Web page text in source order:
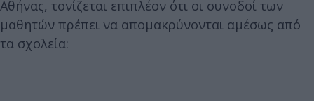
Αθήνας, τονίζεται επιπλέον ότι οι συνοδοί των
μαθητών πρέπει να απομακρύνονται αμέσως από
τα σχολεία: